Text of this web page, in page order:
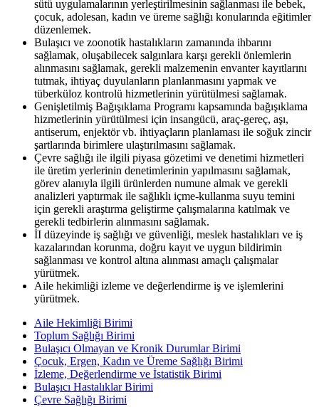
sütü uygulamalarının yerleştirilmesinin sağlanması ile bebek,
çocuk, adolesan, kadın ve üreme sağlığı konularında eğitimler
düzenlemek.
Bulaşıcı ve zoonotik hastalıkların zamanında ihbarını
sağlamak, oluşabilecek salgınlara karşı gerekli önlemlerin
alınmasını sağlamak, gerekli malzemenin envanter kayıtlarını
tutmak, ihtiyaç duyulanların planlanmasını yapmak ve
tüberküloz kontrolü hizmetlerinin yürütülmesi sağlamak.
Genişletilmiş Bağışıklama Programı kapsamında bağışıklama
hizmetlerinin yürütülmesi için insangücü, araç-gereç, aşı,
antiserum, enjektör vb. ihtiyaçların planlaması ile soğuk zincir
şartlarında birimlere ulaştırılmasını sağlamak.
Çevre sağlığı ile ilgili piyasa gözetimi ve denetimi hizmetleri
ile üretim yerlerinin denetimlerinin yapılmasını sağlamak,
görev alanıyla ilgili ürünlerden numune almak ve gerekli
analizleri yaptırmak ile sağlıklı içme-kullanma suyu temini
için gerekli araştırma geliştirme çalışmalarına katılmak ve
gerekli tedbirlerin alınmasını sağlamak.
İI düzeyinde iş sağlığı ve güvenliği, meslek hastalıkları ve iş
kazalarından korunma, doğru kayıt ve uygun bildirimin
sağlanması ve kontrol altına alınması amaçlı çalışmalar
yürütmek.
Aile hekimliği izleme ve değerlendirme iş ve işlemlerini
yürütmek.
Aile Hekimliği Birimi
Toplum Sağlığı Birimi
Bulaşıcı Olmayan ve Kronik Durumlar Birimi
Çocuk, Ergen, Kadın ve Üreme Sağlığı Birimi
İzleme, Değerlendirme ve İstatistik Birimi
Bulaşıcı Hastalıklar Birimi
Çevre Sağlığı Birimi